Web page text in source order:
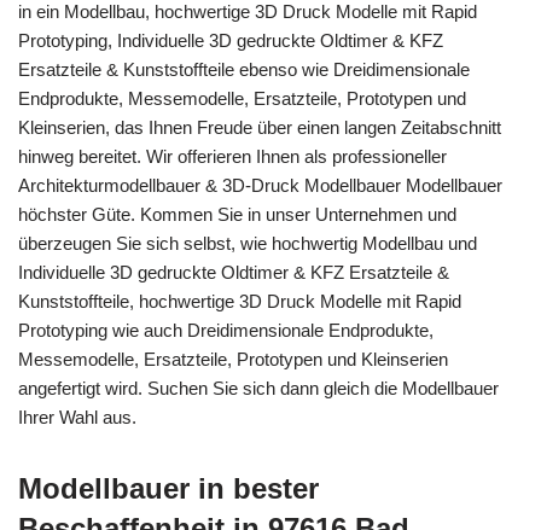
in ein Modellbau, hochwertige 3D Druck Modelle mit Rapid
Prototyping, Individuelle 3D gedruckte Oldtimer & KFZ
Ersatzteile & Kunststoffteile ebenso wie Dreidimensionale
Endprodukte, Messemodelle, Ersatzteile, Prototypen und
Kleinserien, das Ihnen Freude über einen langen Zeitabschnitt
hinweg bereitet. Wir offerieren Ihnen als professioneller
Architekturmodellbauer & 3D-Druck Modellbauer Modellbauer
höchster Güte. Kommen Sie in unser Unternehmen und
überzeugen Sie sich selbst, wie hochwertig Modellbau und
Individuelle 3D gedruckte Oldtimer & KFZ Ersatzteile &
Kunststoffteile, hochwertige 3D Druck Modelle mit Rapid
Prototyping wie auch Dreidimensionale Endprodukte,
Messemodelle, Ersatzteile, Prototypen und Kleinserien
angefertigt wird. Suchen Sie sich dann gleich die Modellbauer
Ihrer Wahl aus.
Modellbauer in bester